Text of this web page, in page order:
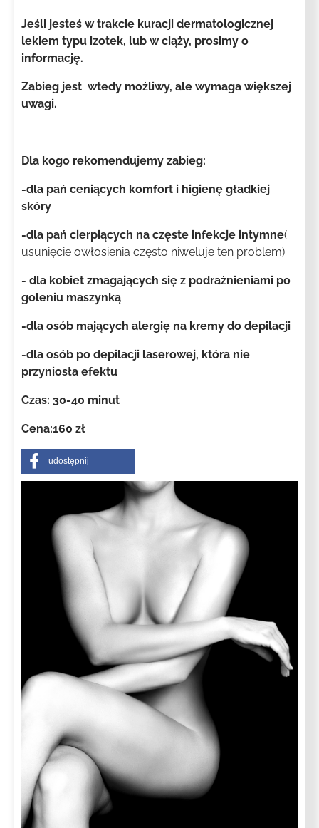
Jeśli jesteś w trakcie kuracji dermatologicznej
lekiem typu izotek, lub w ciąży, prosimy o
informację.
Zabieg jest wtedy możliwy, ale wymaga większej
uwagi.
Dla kogo rekomendujemy zabieg:
-dla pań ceniących komfort i higienę gładkiej
skóry
-dla pań cierpiących na częste infekcje intymne(
usunięcie owłosienia często niweluje ten problem)
- dla kobiet zmagających się z podrażnieniami po
goleniu maszynką
-dla osób mających alergię na kremy do depilacji
-dla osób po depilacji laserowej, która nie
przyniosła efektu
Czas: 30-40 minut
Cena:160 zł
udostępnij